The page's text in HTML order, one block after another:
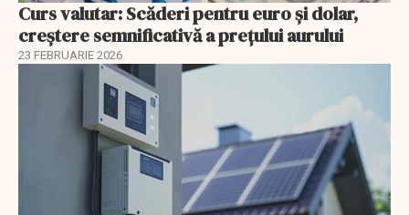
Curs valutar: Scăderi pentru euro și dolar,
creștere semnificativă a prețului aurului
23 FEBRUARIE 2026